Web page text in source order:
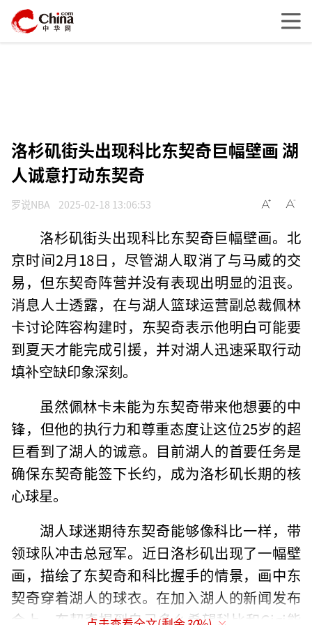
洛杉矶街头出现科比东契奇巨幅壁画 湖
人诚意打动东契奇
罗说NBA 2025-02-18 13:06:53
洛杉矶街头出现科比东契奇巨幅壁画。北
京时间2月18日，尽管湖人取消了与马威的交
易，但东契奇阵营并没有表现出明显的沮丧。
消息人士透露，在与湖人篮球运营副总裁佩林
卡讨论阵容构建时，东契奇表示他明白可能要
到夏天才能完成引援，并对湖人迅速采取行动
填补空缺印象深刻。
虽然佩林卡未能为东契奇带来他想要的中
锋，但他的执行力和尊重态度让这位25岁的超
巨看到了湖人的诚意。目前湖人的首要任务是
确保东契奇能签下长约，成为洛杉矶长期的核
心球星。
湖人球迷期待东契奇能够像科比一样，带
领球队冲击总冠军。近日洛杉矶出现了一幅壁
画，描绘了东契奇和科比握手的情景，画中东
契奇穿着湖人的球衣。在加入湖人的新闻发布
会上，东契奇提到自己多么希望科比和Gigi能